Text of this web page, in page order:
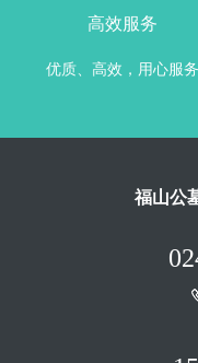
高效服务
优质、高效，用心服务
福山公